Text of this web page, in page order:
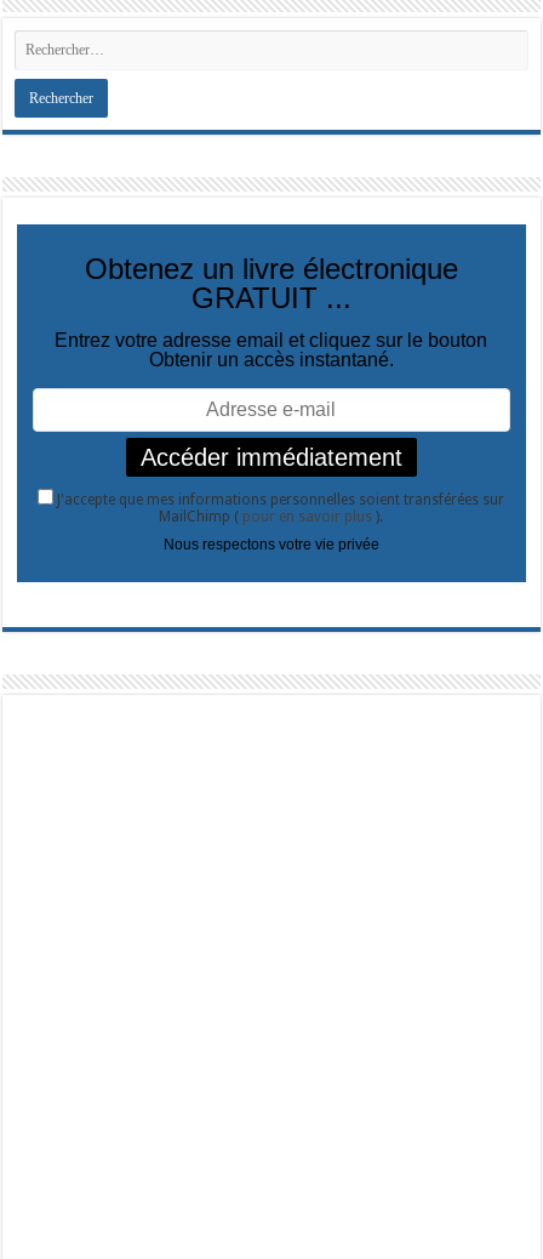
Obtenez un livre électronique
GRATUIT ...
Entrez votre adresse email et cliquez sur le bouton
Obtenir un accès instantané.
J'accepte que mes informations personnelles soient transférées sur
MailChimp ( pour en savoir plus).
Nous respectons votre vie privée